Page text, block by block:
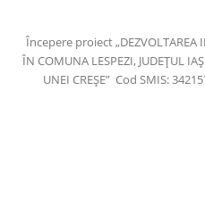
Începere proiect „DEZVOLTAREA
ÎN COMUNA LESPEZI, JUDEȚUL
UNEI CREȘE” Cod SMIS: